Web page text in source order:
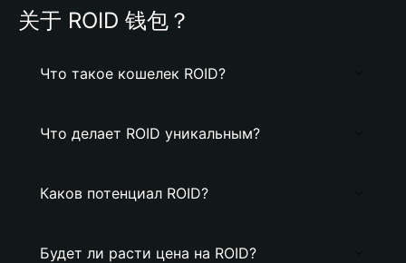
关于 ROID 钱包？
Что такое кошелек ROID?
Что делает ROID уникальным?
Каков потенциал ROID?
Будет ли расти цена на ROID?